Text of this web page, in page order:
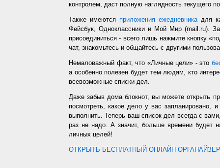
контролем, даст полную наглядность текущего
Также имеются приложения ежедневникадля
Фейсбук, Одноклассники и Мой Мир (mail.ru).
присоединиться - всего лишь нажмите кнопку
чат, знакомьтесь и общайтесь с другими
Немаловажный факт, что «Личные цели» - это
а особенно полезен будет тем людям, кто
всевозможные списки дел.
Даже забыв дома блокнот, вы можете открыть
посмотреть, какое дело у вас запланировано,
выполнить. Теперь ваш список дел всегда с
раз не надо. А значит, больше времени будет
личных целей!
ОТКРЫТЬ БЕСПЛАТНЫЙ ОНЛАЙН-